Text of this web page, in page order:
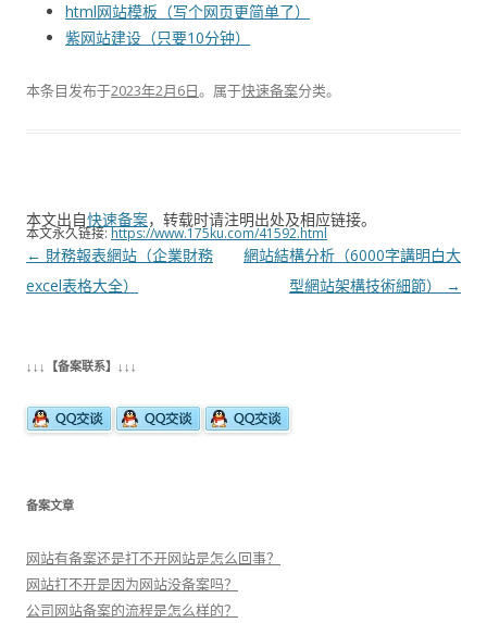
html网站模板（写个网页更简单了）
紫网站建设（只要10分钟）
本条目发布于2023年2月6日。属于快速备案分类。
本文出自快速备案，转载时请注明出处及相应链接。
本文永久链接:https://www.175ku.com/41592.html
文
章
← 財務報表網站（企業財務
excel表格大全）
網站結構分析（6000字講明白大
型網站架構技術細節）
→
↓↓↓【备案联系】↓↓↓
备案文章
网站有备案还是打不开网站是怎么回事？
网站打不开是因为网站没备案吗？
公司网站备案的流程是怎么样的？